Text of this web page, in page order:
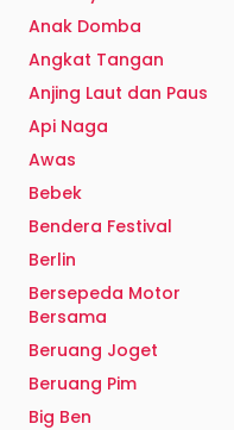
Anak Domba
Angkat Tangan
Anjing Laut dan Paus
Api Naga
Awas
Bebek
Bendera Festival
Berlin
Bersepeda Motor
Bersama
Beruang Joget
Beruang Pim
Big Ben